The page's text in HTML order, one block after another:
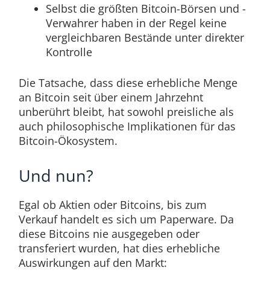
Selbst die größten Bitcoin-Börsen und -
Verwahrer haben in der Regel keine
vergleichbaren Bestände unter direkter
Kontrolle
Die Tatsache, dass diese erhebliche Menge
an Bitcoin seit über einem Jahrzehnt
unberührt bleibt, hat sowohl preisliche als
auch philosophische Implikationen für das
Bitcoin-Ökosystem.
Und nun?
Egal ob Aktien oder Bitcoins, bis zum
Verkauf handelt es sich um Paperware. Da
diese Bitcoins nie ausgegeben oder
transferiert wurden, hat dies erhebliche
Auswirkungen auf den Markt: